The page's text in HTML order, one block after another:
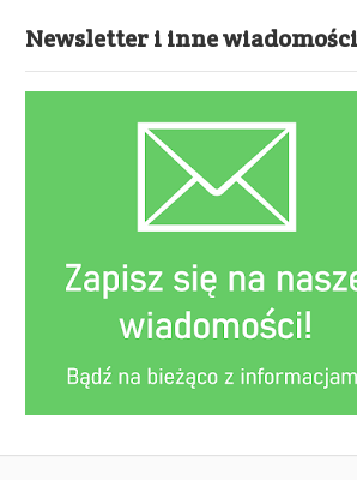
Newsletter i inne wiadomości